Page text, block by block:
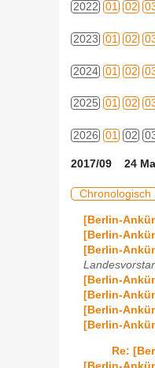
2022 01 02
2023 01 02
2024 01 02
2025 01 02
2026 01 02
2017/09 24
Chronologisch
[Berlin-
[Berlin-
[Berlin-
[Berlin-
[Berlin-
[Berlin-
[Berlin-
Re: